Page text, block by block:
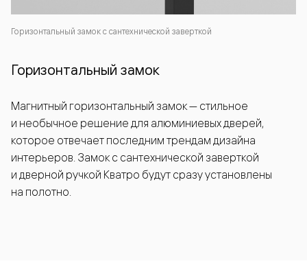
Горизонтальный замок с сантехнической заверткой
Горизонтальный замок
Магнитный горизонтальный замок — стильное
и необычное решение для алюминиевых дверей,
которое отвечает последним трендам дизайна
интерьеров. Замок с сантехнической заверткой
и дверной ручкой Кватро будут сразу установлены
на полотно.